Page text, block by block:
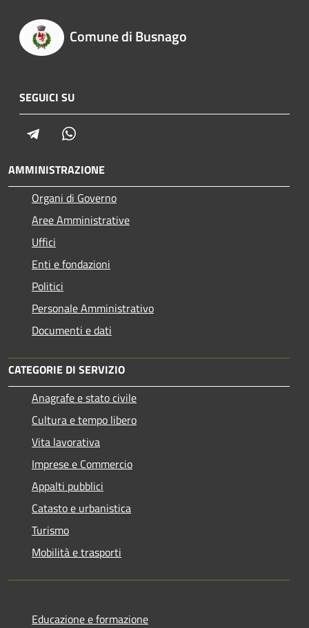
Comune di Busnago
SEGUICI SU
Telegram
AMMINISTRAZIONE
Organi di Governo
Aree Amministrative
Uffici
Enti e fondazioni
Politici
Personale Amministrativo
Documenti e dati
CATEGORIE DI SERVIZIO
Anagrafe e stato civile
Cultura e tempo libero
Vita lavorativa
Imprese e Commercio
Appalti pubblici
Catasto e urbanistica
Turismo
Mobilità e trasporti
Educazione e formazione